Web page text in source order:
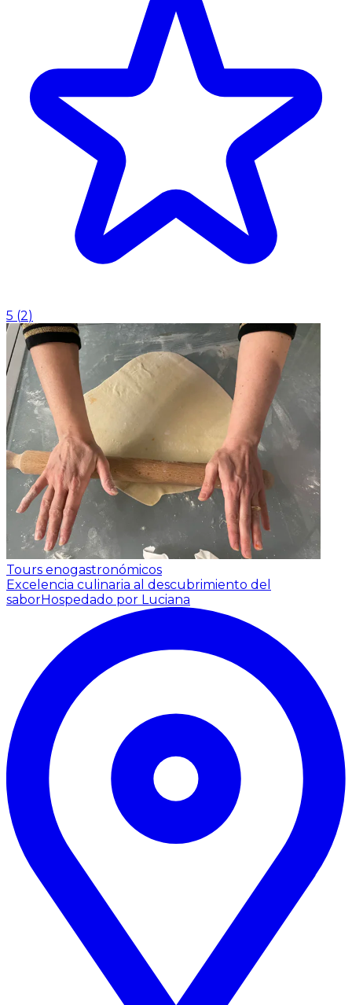
5 (2)
Tours enogastronómicos
Excelencia culinaria al descubrimiento del
saborHospedado por Luciana